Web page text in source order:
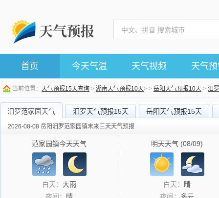
首页 今天气温 天气视频 天气
当前位置： 天气预报15天查询 > 湖南天气预报10天> > 岳阳天气预报10天 > 汨
汨罗范家园天气 汨罗天气预报15天 岳阳天气预报15天
2026-08-08 岳阳汨罗范家园镇末来三天天气预报
范家园镇今天天气
白天： 大雨
明天天气 (08/09)
白天：
晴